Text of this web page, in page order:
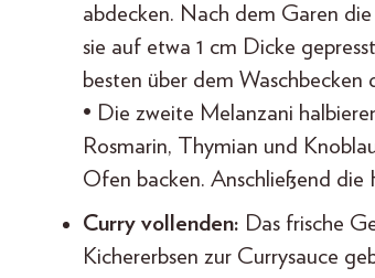
abdecken. Nach dem Garen
sie auf etwa 1 cm Dicke
besten über dem Waschbecken
• Die zweite Melanzani
Rosmarin, Thymian und
Ofen backen. Anschließend
Curry vollenden: Das frische
Kichererbsen zur Currysauce